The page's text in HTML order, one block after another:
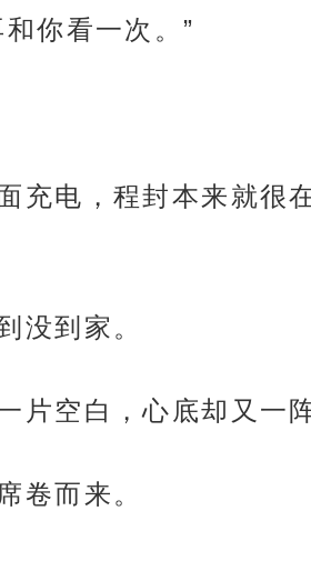
你看一次。”
充电，程封本来就很
没到家。
片空白，心底却又一
卷而来。